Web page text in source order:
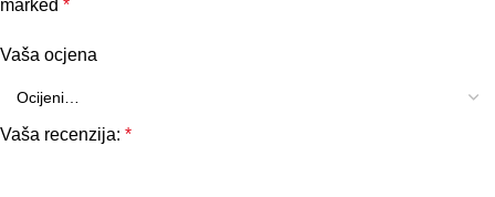
marked *
Vaša ocjena
Vaša recenzija: *